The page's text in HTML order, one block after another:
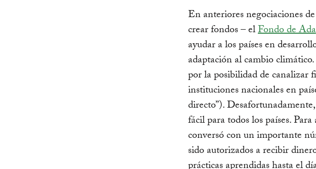
En anteriores negociaciones
crear fondos – elFondo de
ayudar a los países en
adaptación al cambio
por la posibilidad de canalizar
instituciones nacionales en
directo”).
fácil para todos los países.
conversó con un importante
sido autorizados a recibir